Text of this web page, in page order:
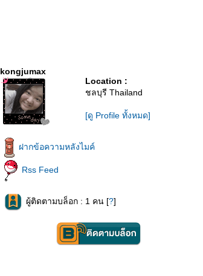
kongjumax
Location :
ชลบุรี Thailand
[ดู Profile ทั้งหมด]
ฝากข้อความหลังไมค์
Rss Feed
ผู้ติดตามบล็อก : 1 คน [?]